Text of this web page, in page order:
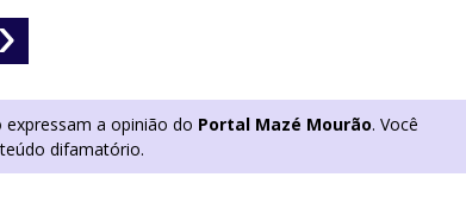
a opinião do Portal Mazé Mourão. Você
difamatório.